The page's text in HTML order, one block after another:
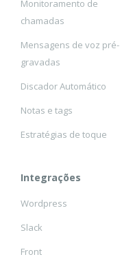
Monitoramento de
chamadas
Mensagens de voz pré-
gravadas
Discador Automático
Notas e tags
Estratégias de toque
Integrações
Wordpress
Slack
Front